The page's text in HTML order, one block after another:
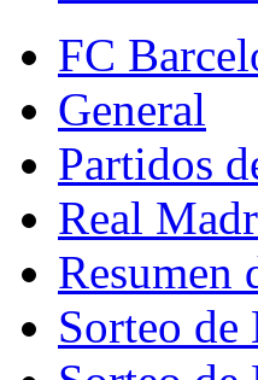
FC
General
Partidos
Real
Resumen
Sorteo de